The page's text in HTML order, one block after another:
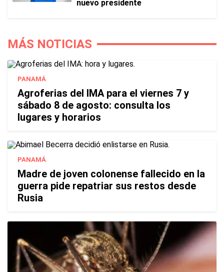
nuevo presidente
MÁS NOTICIAS
PANAMÁ
Agroferias del IMA para el viernes 7 y
sábado 8 de agosto: consulta los
lugares y horarios
PANAMÁ
Madre de joven colonense fallecido en la
guerra pide repatriar sus restos desde
Rusia